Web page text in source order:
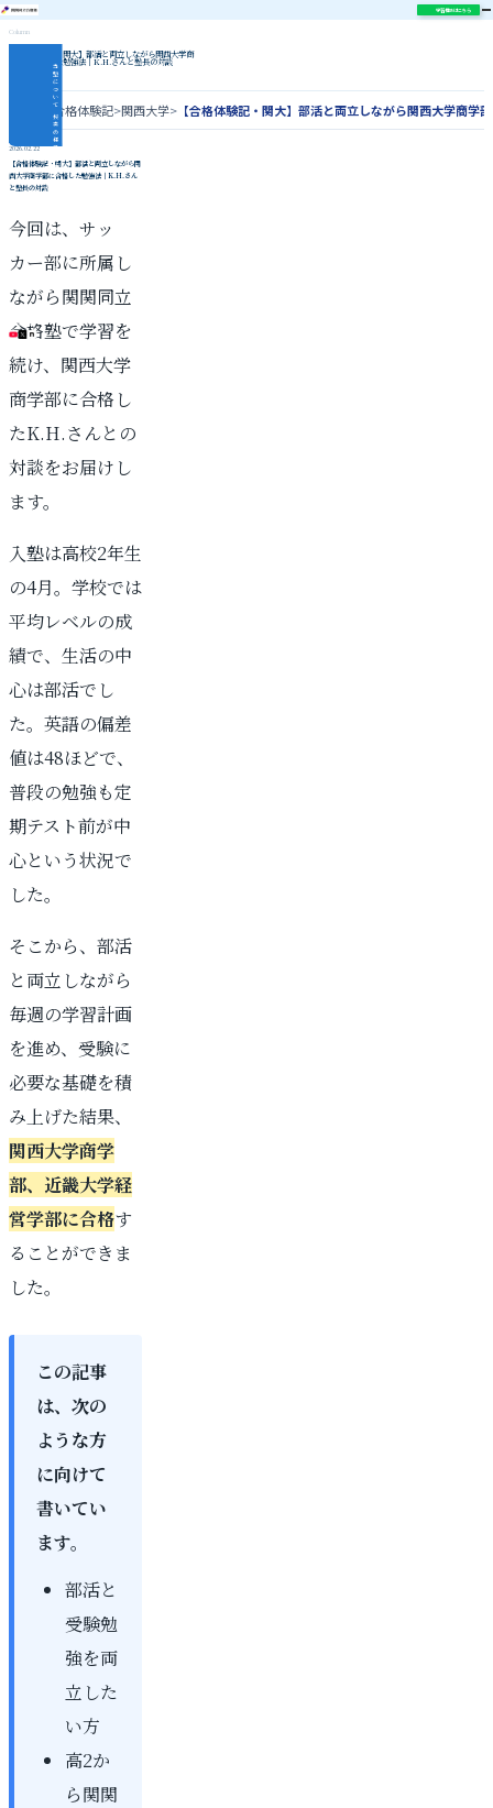
学習相談はこちら
当
塾
に
つ
い
て
授
業
の
様
子
指
導
内
関
関
対
策
ム
\ 各種SNS更新中 /
Column
【合格体験記・関大】部活と両立しながら関西大学商
学部に合格した勉強法｜K.H.さんと塾長の対談
合格体験記>関西大学> 【合格体験記・関大】部活と両立しながら関西大学商学
2026.02.22
【合格体験記・関大】部活と両立しながら関
西大学商学部に合格した勉強法｜K.H.さん
と塾長の対談
今回は、サッ
カー部に所属し
ながら関関同立
合格塾で学習を
続け、関西大学
商学部に合格し
たK.H.さんとの
対談をお届けし
ます。
入塾は高校2年生
の4月。学校では
平均レベルの成
績で、生活の中
心は部活でし
た。英語の偏差
値は48ほどで、
普段の勉強も定
期テスト前が中
心という状況で
した。
そこから、部活
と両立しながら
毎週の学習計画
を進め、受験に
必要な基礎を積
み上げた結果、
関西大学商学
部、近畿大学経
営学部に合格す
ることができま
した。
この記事
は、次の
ような方
に向けて
書いてい
ます。
部活と
受験勉
強を両
立した
い方
高2か
ら関関